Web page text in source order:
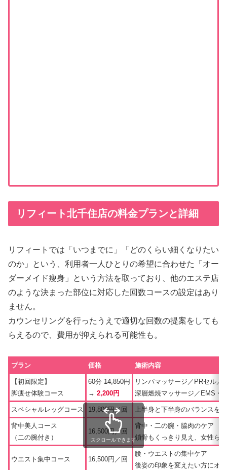
リフィート北千住店の料金プランと詳細
リフィートでは「いつまでに」「どのくらい細くなりたい
のか」という、利用者一人ひとりの希望に合わせた「オー
ダーメイド瘦身」という方法を取っており、他のエステ店
のような決まった部位に対応した回数コースの設定はあり
ません。
カウンセリングを行ったうえで適切な回数の提案をしても
らえるので、費用が抑えられる可能性も。
プラン 価格 施術内容
【初回限定】
脚痩せ体験コース
60分 14,850円
→ 2,200円
リンパマッサージ／PRセル／
深層燃焼マッサージ／EMS・
スペシャルレッグコース 19,800円／回 上半身と下半身のバランスを
背中美人コース
（二の腕付き）
16,500円／回
背中・二の腕・脇肉のケア
鎖骨もくっきり見え、女性ら
ウエスト集中コース 16,500円／回
腰・ウエストの集中ケア
後姿の印象を変えたい方にオ
スクロールできます